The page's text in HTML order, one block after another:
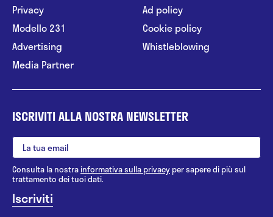
Privacy
Modello 231
Advertising
Media Partner
Ad policy
Cookie policy
Whistleblowing
ISCRIVITI ALLA NOSTRA NEWSLETTER
Consulta la nostrainformativa sulla privacy per sapere di più sul
trattamento dei tuoi dati.